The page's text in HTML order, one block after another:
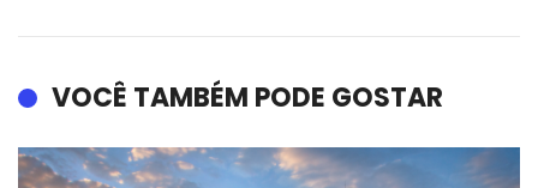
VOCÊ TAMBÉM PODE GOSTAR